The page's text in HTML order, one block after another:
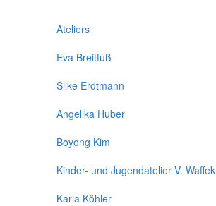
Ateliers
Eva Breitfuß
Silke Erdtmann
Angelika Huber
Boyong Kim
Kinder- und Jugendatelier V. Waffek
Karla Köhler